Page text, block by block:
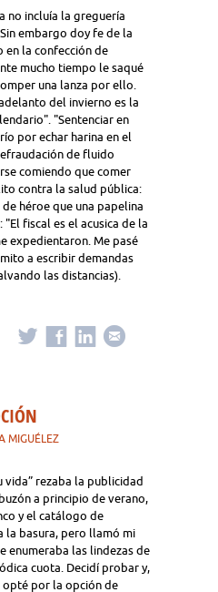
no incluía la greguería
embargo doy fe de la
en la confección de
mucho tiempo le saqué
una lanza por ello.
del invierno es la
"Sentenciar en
por echar harina en el
de fluido
comiendo que comer
contra la salud pública:
héroe que una papelina
fiscal es el acusica de la
expedientaron. Me pasé
a escribir demandas
las distancias).
MIGUÉLEZ
vida” rezaba la publicidad
a principio de verano,
y el catálogo de
la basura, pero llamó mi
enumeraba las lindezas de
cuota. Decidí probar y,
opté por la opción de